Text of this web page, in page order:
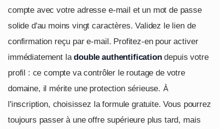
compte avec votre adresse e-mail et un mot de passe
solide d'au moins vingt caractères. Validez le lien de
confirmation reçu par e-mail. Profitez-en pour activer
immédiatement ladouble authentificationdepuis votre
profil : ce compte va contrôler le routage de votre
domaine, il mérite une protection sérieuse. À
l'inscription, choisissez la formule gratuite. Vous pourrez
toujours passer à une offre supérieure plus tard, mais